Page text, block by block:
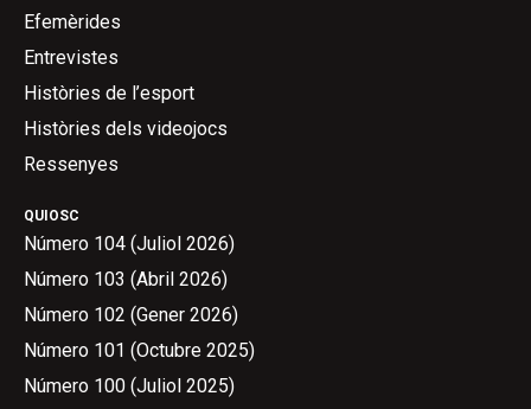
QUIOSC
Número 104 (Juliol 2026)
Número 103 (Abril 2026)
Número 102 (Gener 2026)
Número 101 (Octubre 2025)
Número 100 (Juliol 2025)
Efemèrides
Entrevistes
Històries de l’esport
Històries dels videojocs
Ressenyes